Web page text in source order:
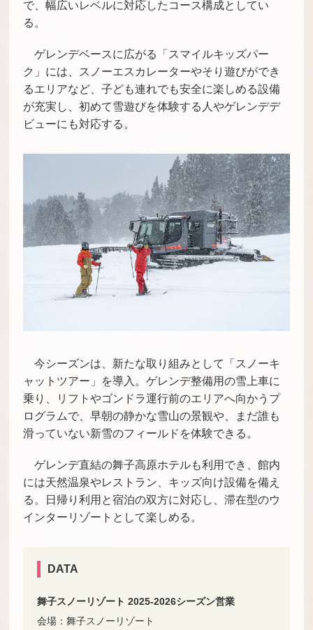
で、幅広いレベルに対応したコース構成としてい
る。
ゲレンデベースに広がる「スマイルキッズパー
ク」には、スノーエスカレーターやそり遊びができ
るエリアなど、子ども連れでも安全に楽しめる設備
が充実し、初めて雪遊びを体験する人やゲレンデデ
ビューにも対応する。
今シーズンは、新たな取り組みとして「スノーキ
ャットツアー」を導入。ゲレンデ整備用の雪上車に
乗り、リフトやゴンドラ運行前のエリアへ向かうプ
ログラムで、早朝の静かな雪山の景観や、まだ誰も
滑っていない新雪のフィールドを体験できる。
ゲレンデ直結の舞子高原ホテルも利用でき、館内
には天然温泉やレストラン、キッズ向け設備を備え
る。日帰り利用と宿泊の双方に対応し、滞在型のウ
インターリゾートとして楽しめる。
DATA
舞子スノーリゾート 2025-2026シーズン営業
会場：舞子スノーリゾート